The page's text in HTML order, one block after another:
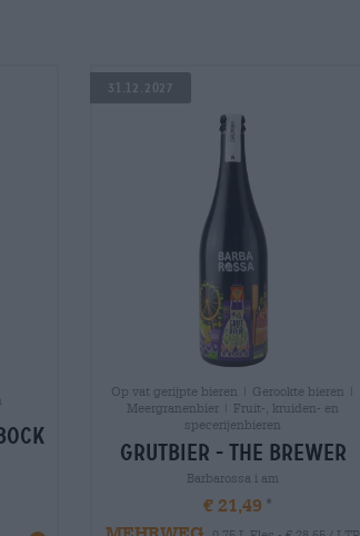
31.12.2027
Op vat gerijpte bieren | Gerookte bieren |
Meergranenbier | Fruit-, kruiden- en
specerijenbieren
grutbier - the brewer
Barbarossa i am
€ 21,49